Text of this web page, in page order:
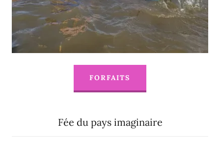
FORFAITS
Fée du pays imaginaire